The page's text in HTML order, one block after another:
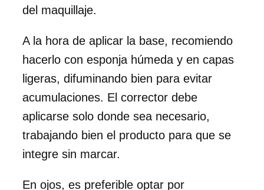
del maquillaje.
A la hora de aplicar la base, recomiendo
hacerlo con esponja húmeda y en capas
ligeras, difuminando bien para evitar
acumulaciones. El corrector debe
aplicarse solo donde sea necesario,
trabajando bien el producto para que se
integre sin marcar.
En ojos, es preferible optar por